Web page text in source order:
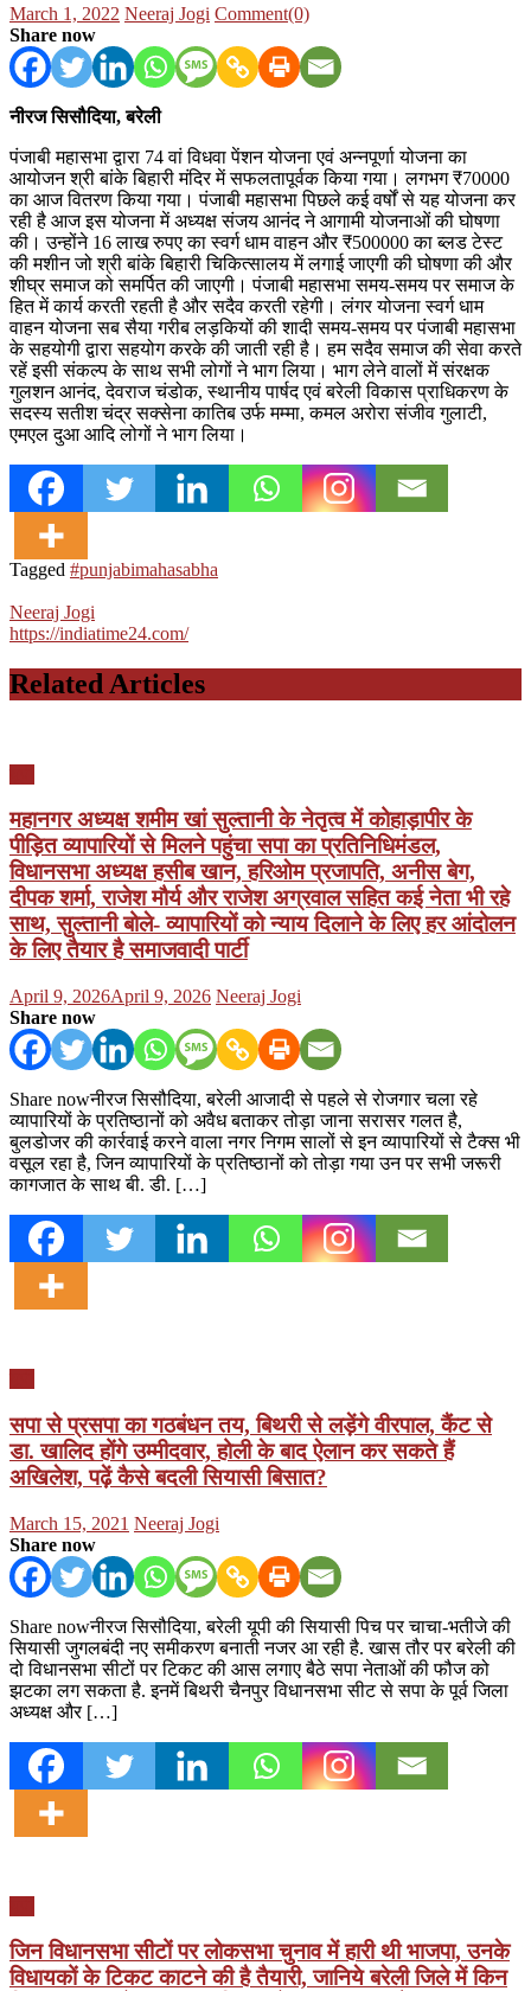
Posted
on
March 1, 2022 Author
Neeraj Jogi Comment(0)
Share now
नीरज सिसौदिया, बरेली
पंजाबी महासभा द्वारा 74 वां विधवा पेंशन योजना एवं अन्नपूर्णा योजना का
आयोजन श्री बांके बिहारी मंदिर में सफलतापूर्वक किया गया। लगभग ₹70000
का आज वितरण किया गया। पंजाबी महासभा पिछले कई वर्षों से यह योजना कर
रही है आज इस योजना में अध्यक्ष संजय आनंद ने आगामी योजनाओं की घोषणा
की। उन्होंने 16 लाख रुपए का स्वर्ग धाम वाहन और ₹500000 का ब्लड टेस्ट
की मशीन जो श्री बांके बिहारी चिकित्सालय में लगाई जाएगी की घोषणा की और
शीघ्र समाज को समर्पित की जाएगी। पंजाबी महासभा समय-समय पर समाज के
हित में कार्य करती रहती है और सदैव करती रहेगी। लंगर योजना स्वर्ग धाम
वाहन योजना सब सैया गरीब लड़कियों की शादी समय-समय पर पंजाबी महासभा
के सहयोगी द्वारा सहयोग करके की जाती रही है। हम सदैव समाज की सेवा करते
रहें इसी संकल्प के साथ सभी लोगों ने भाग लिया। भाग लेने वालों में संरक्षक
गुलशन आनंद, देवराज चंडोक, स्थानीय पार्षद एवं बरेली विकास प्राधिकरण के
सदस्य सतीश चंद्र सक्सेना कातिब उर्फ मम्मा, कमल अरोरा संजीव गुलाटी,
एमएल दुआ आदि लोगों ने भाग लिया।
Tagged #punjabimahasabha
Neeraj Jogi
https://indiatime24.com/
Related Articles
महानगर अध्यक्ष शमीम खां सुल्तानी के नेतृत्व में कोहाड़ापीर के
पीड़ित व्यापारियों से मिलने पहुंचा सपा का प्रतिनिधिमंडल,
विधानसभा अध्यक्ष हसीब खान, हरिओम प्रजापति, अनीस बेग,
दीपक शर्मा, राजेश मौर्य और राजेश अग्रवाल सहित कई नेता भी रहे
साथ, सुल्तानी बोले- व्यापारियों को न्याय दिलाने के लिए हर आंदोलन
के लिए तैयार है समाजवादी पार्टी
Posted
on
April 9, 2026April 9, 2026 Author
Neeraj Jogi
Share now
Share nowनीरज सिसौदिया, बरेली आजादी से पहले से रोजगार चला रहे
व्यापारियों के प्रतिष्ठानों को अवैध बताकर तोड़ा जाना सरासर गलत है,
बुलडोजर की कार्रवाई करने वाला नगर निगम सालों से इन व्यापारियों से टैक्स भी
वसूल रहा है, जिन व्यापारियों के प्रतिष्ठानों को तोड़ा गया उन पर सभी जरूरी
कागजात के साथ बी. डी. […]
सपा से प्रसपा का गठबंधन तय, बिथरी से लड़ेंगे वीरपाल, कैंट से
डा. खालिद होंगे उम्मीदवार, होली के बाद ऐलान कर सकते हैं
अखिलेश, पढ़ें कैसे बदली सियासी बिसात?
Posted
on
March 15, 2021 Author
Neeraj Jogi
Share now
Share nowनीरज सिसौदिया, बरेली यूपी की सियासी पिच पर चाचा-भतीजे की
सियासी जुगलबंदी नए समीकरण बनाती नजर आ रही है. खास तौर पर बरेली की
दो विधानसभा सीटों पर टिकट की आस लगाए बैठे सपा नेताओं की फौज को
झटका लग सकता है. इनमें बिथरी चैनपुर विधानसभा सीट से सपा के पूर्व जिला
अध्यक्ष और […]
जिन विधानसभा सीटों पर लोकसभा चुनाव में हारी थी भाजपा, उनके
विधायकों के टिकट काटने की है तैयारी, जानिये बरेली जिले में किन